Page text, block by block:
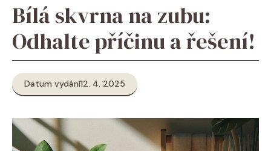
Bílá skvrna na zubu:
Odhalte příčinu a řešení!
Datum vydání12. 4. 2025